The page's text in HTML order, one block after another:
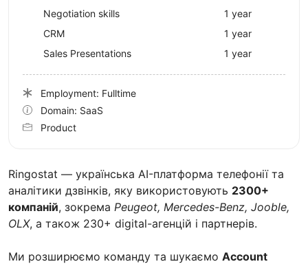
Ringostat — українська AI-платформа телефонії та
аналітики дзвінків, яку використовують 2300+
компаній, зокрема Peugeot, Mercedes-Benz, Jooble,
OLX, а також 230+ digital-агенцій і партнерів.
Ми розширюємо команду та шукаємо Account
Negotiation skills
1 year
CRM
1 year
Sales Presentations
1 year
Employment: Fulltime
Domain: SaaS
Product